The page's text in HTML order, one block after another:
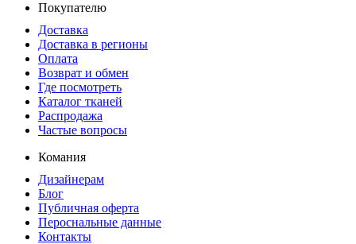
Покупателю
Доставка
Доставка в регионы
Оплата
Возврат и обмен
Где посмотреть
Каталог тканей
Распродажа
Частые вопросы
Комания
Дизайнерам
Блог
Публичная оферта
Пероснальные данные
Контакты